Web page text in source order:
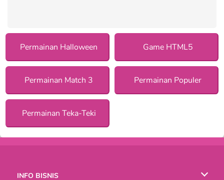
Permainan Halloween Game HTML5
Permainan Match 3 Permainan Populer
Permainan Teka-Teki
INFO BISNIS